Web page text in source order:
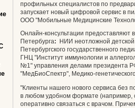
профильных специалистов по
запускает новый цифровой сервис в
ООО "Мобильные Медицинские
Онлайн-консультации предоставляют
Петербурга: НИИ неотложной детской
Петербургского государственного
ГНЦ "Институт иммунологии и
№1" управления делами президента
"МедБиоСпектр", Медико-
"Клиенты нашего нового сервиса без
в любом удобном формате (например,
оперативно связаться с врачом.